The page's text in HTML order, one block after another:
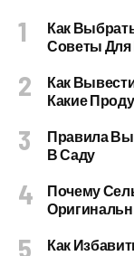
Как
Советы Для
Как
Какие
Правила
В Саду
Почему
Как